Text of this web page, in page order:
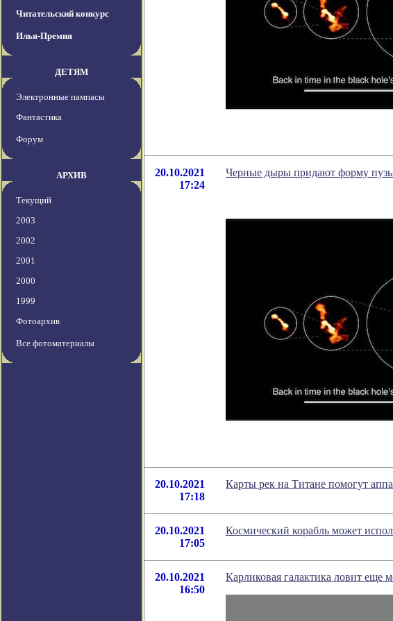
Читательский конкурс
Илья-Премия
ДЕТЯМ
Электронные пампасы
Фантастика
Форум
АРХИВ
Текущий
2003
2002
2001
2000
1999
Фотоархив
Все фотоматериалы
20.10.2021
17:24
Черные дыры придают форму
20.10.2021
17:18
Карты рек на Титане помогут
20.10.2021
17:05
Космический корабль может
20.10.2021
16:50
Карликовая галактика ловит еще